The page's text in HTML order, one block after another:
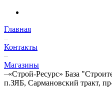
Главная
–
Контакты
–
Магазины
–«Строй-Ресурс» База
п.ЗЯБ, Сармановский тракт,